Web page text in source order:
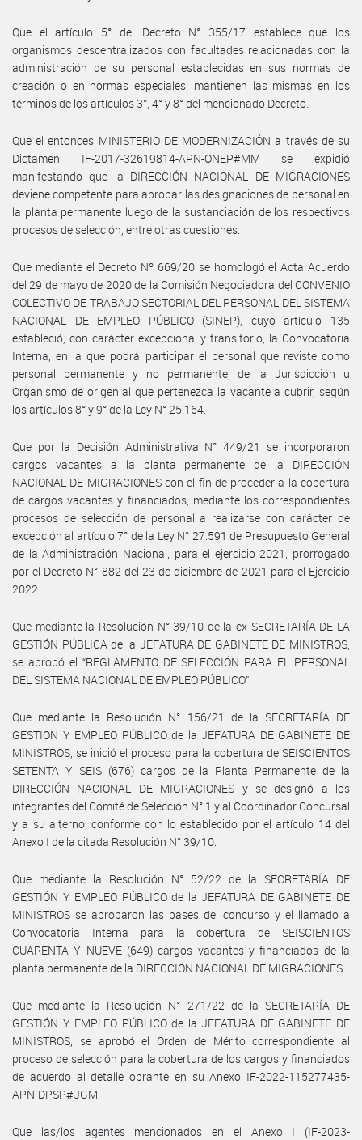
Que el artículo 5° del Decreto N° 355/17 establece que los
organismos descentralizados con facultades relacionadas con la
administración de su personal establecidas en sus normas de
creación o en normas especiales, mantienen las mismas en los
términos de los artículos 3°, 4° y 8° del mencionado Decreto.
Que el entonces MINISTERIO DE MODERNIZACIÓN a través de su
Dictamen IF-2017-32619814-APN-ONEP#MM se expidió
manifestando que la DIRECCIÓN NACIONAL DE MIGRACIONES
deviene competente para aprobar las designaciones de personal en
la planta permanente luego de la sustanciación de los respectivos
procesos de selección, entre otras cuestiones.
Que mediante el Decreto Nº 669/20 se homologó el Acta Acuerdo
del 29 de mayo de 2020 de la Comisión Negociadora del CONVENIO
COLECTIVO DE TRABAJO SECTORIAL DEL PERSONAL DEL SISTEMA
NACIONAL DE EMPLEO PÚBLICO (SINEP), cuyo artículo 135
estableció, con carácter excepcional y transitorio, la Convocatoria
Interna, en la que podrá participar el personal que reviste como
personal permanente y no permanente, de la Jurisdicción u
Organismo de origen al que pertenezca la vacante a cubrir, según
los artículos 8° y 9° de la Ley N° 25.164.
Que por la Decisión Administrativa N° 449/21 se incorporaron
cargos vacantes a la planta permanente de la DIRECCIÓN
NACIONAL DE MIGRACIONES con el fin de proceder a la cobertura
de cargos vacantes y financiados, mediante los correspondientes
procesos de selección de personal a realizarse con carácter de
excepción al artículo 7° de la Ley N° 27.591 de Presupuesto General
de la Administración Nacional, para el ejercicio 2021, prorrogado
por el Decreto N° 882 del 23 de diciembre de 2021 para el Ejercicio
2022.
Que mediante la Resolución N° 39/10 de la ex SECRETARÍA DE LA
GESTIÓN PÚBLICA de la JEFATURA DE GABINETE DE MINISTROS,
se aprobó el “REGLAMENTO DE SELECCIÓN PARA EL PERSONAL
DEL SISTEMA NACIONAL DE EMPLEO PÚBLICO”.
Que mediante la Resolución N° 156/21 de la SECRETARÍA DE
GESTION Y EMPLEO PÚBLICO de la JEFATURA DE GABINETE DE
MINISTROS, se inició el proceso para la cobertura de SEISCIENTOS
SETENTA Y SEIS (676) cargos de la Planta Permanente de la
DIRECCIÓN NACIONAL DE MIGRACIONES y se designó a los
integrantes del Comité de Selección N° 1 y al Coordinador Concursal
y a su alterno, conforme con lo establecido por el artículo 14 del
Anexo I de la citada Resolución N° 39/10.
Que mediante la Resolución N° 52/22 de la SECRETARÍA DE
GESTIÓN Y EMPLEO PÚBLICO de la JEFATURA DE GABINETE DE
MINISTROS se aprobaron las bases del concurso y el llamado a
Convocatoria Interna para la cobertura de SEISCIENTOS
CUARENTA Y NUEVE (649) cargos vacantes y financiados de la
planta permanente de la DIRECCION NACIONAL DE MIGRACIONES.
Que mediante la Resolución N° 271/22 de la SECRETARÍA DE
GESTIÓN Y EMPLEO PÚBLICO de la JEFATURA DE GABINETE DE
MINISTROS, se aprobó el Orden de Mérito correspondiente al
proceso de selección para la cobertura de los cargos y financiados
de acuerdo al detalle obrante en su Anexo IF-2022-115277435-
APN-DPSP#JGM.
Que las/los agentes mencionados en el Anexo I (IF-2023-